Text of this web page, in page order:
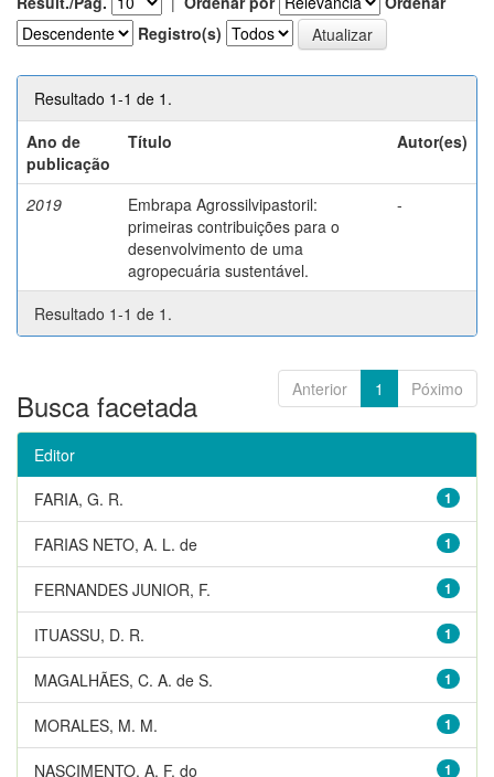
Registro(s)
Resultado 1-1 de 1.
Ano de
publicação
Título Autor(es)
2019
Embrapa Agrossilvipastoril:
primeiras contribuições para o
desenvolvimento de uma
agropecuária sustentável.
-
Resultado 1-1 de 1.
Anterior 1 Póximo
Busca facetada
Editor
1
FARIA, G. R.
1
FARIAS NETO, A. L. de
1
FERNANDES JUNIOR, F.
1
ITUASSU, D. R.
1
MAGALHÃES, C. A. de S.
1
MORALES, M. M.
1
NASCIMENTO, A. F. do